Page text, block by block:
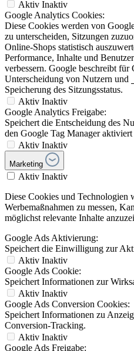
Aktiv Inaktiv
Google Analytics Cookies:
Diese Cookies werden von
zu unterscheiden, Sitzungen
Online-Shops statistisch
Performance, Inhalte und
verbessern. Google beschreibt für
Unterscheidung von Nutzern und
Speicherung des Sitzungsstatus.
Aktiv Inaktiv
Google Analytics Freigabe:
Speichert die Entscheidung des
den Google Tag Manager
Aktiv Inaktiv
Marketing
Aktiv Inaktiv
Diese Cookies und Technologien
Werbemaßnahmen zu messen,
möglichst relevante Inhalte
Google Ads Aktivierung:
Speichert die Einwilligung zur
Aktiv Inaktiv
Google Ads Cookie:
Speichert Informationen zur
Aktiv Inaktiv
Google Ads Conversion Cookies:
Speichert Informationen zu
Conversion-Tracking.
Aktiv Inaktiv
Google Ads Freigabe: